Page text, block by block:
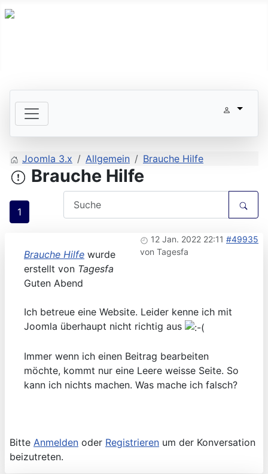
Joomla 3.x Allgemein Brauche Hilfe
Brauche Hilfe
1
12 Jan. 2022 22:11 #49935
von Tagesfa
Brauche Hilfe wurde
erstellt von Tagesfa
Guten Abend
Ich betreue eine Website. Leider kenne ich mit
Joomla überhaupt nicht richtig aus
Immer wenn ich einen Beitrag bearbeiten
möchte, kommt nur eine Leere weisse Seite. So
kann ich nichts machen. Was mache ich falsch?
Bitte Anmelden oder Registrieren um der Konversation
beizutreten.